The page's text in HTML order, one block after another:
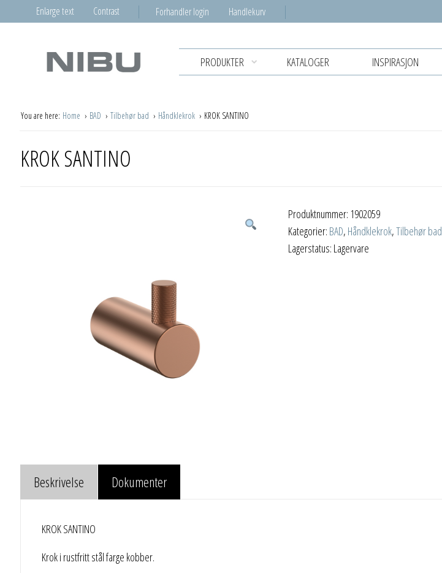
Enlarge text Contrast Forhandler login Handlekurv
PRODUKTER KATALOGER INSPIRASJON
You are here: Home BAD Tilbehør bad Håndklekrok KROK SANTINO
KROK SANTINO
Produktnummer: 1902059
Kategorier: BAD, Håndklekrok,Tilbehør bad
Lagerstatus: Lagervare
Beskrivelse Dokumenter
KROK SANTINO
Krok i rustfritt stål farge kobber.